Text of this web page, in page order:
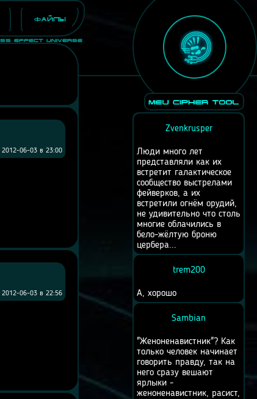
Effect Universe
Файлы
2012-06-03 в 23:00
2012-06-03 в 22:56
Zvenkrusper
Люди много лет
представляли как их
встретит галактическое
сообщество выстрелами
фейверков, а их
встретили огнём орудий,
не удивительно что столь
многие облачились в
бело-жёлтую броню
цербера...
trem200
А, хорошо
Sambian
"Женоненавистник"? Как
только человек начинает
говорить правду, так на
него сразу вешают
ярлыки -
женоненавистник, расист,